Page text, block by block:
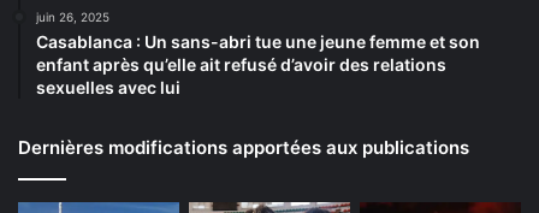
juin 26, 2025
Casablanca : Un sans-abri tue une jeune femme et son
enfant après qu’elle ait refusé d’avoir des relations
sexuelles avec lui
Dernières modifications apportées aux publications